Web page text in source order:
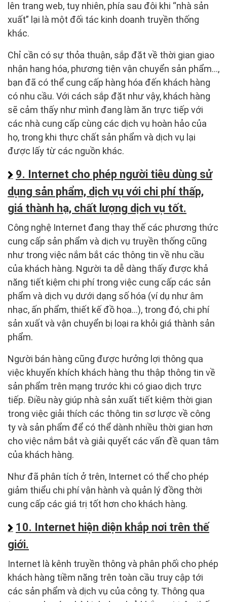
lên trang web, tuy nhiên, phía sau đôi khi “nhà sản
xuất” lại là một đối tác kinh doanh truyền thống
khác.
Chỉ cần có sự thỏa thuận, sắp đặt về thời gian giao
nhận hang hóa, phương tiện vận chuyển sản phẩm…,
bạn đã có thể cung cấp hàng hóa đến khách hàng
có nhu cầu. Với cách sắp đặt như vậy, khách hàng
sẽ cảm thấy như mình đang làm ăn trực tiếp với
các nhà cung cấp cùng các dịch vụ hoàn hảo của
họ, trong khi thực chất sản phẩm và dịch vụ lại
được lấy từ các nguồn khác.
9. Internet cho phép người tiêu dùng sử
dụng sản phẩm, dịch vụ với chi phí thấp,
giá thành hạ, chất lượng dịch vụ tốt.
Công nghệ Internet đang thay thế các phương thức
cung cấp sản phẩm và dịch vụ truyền thống cũng
như trong việc nắm bắt các thông tin về nhu cầu
của khách hàng. Người ta dễ dàng thấy được khả
năng tiết kiệm chi phí trong việc cung cấp các sản
phẩm và dịch vụ dưới dạng số hóa (ví dụ như âm
nhạc, ấn phẩm, thiết kế đồ họa…), trong đó, chi phí
sản xuất và vận chuyển bị loại ra khỏi giá thành sản
phẩm.
Người bán hàng cũng được hưởng lợi thông qua
việc khuyến khích khách hàng thu thập thông tin về
sản phẩm trên mạng trước khi có giao dịch trực
tiếp. Điều này giúp nhà sản xuất tiết kiệm thời gian
trong việc giải thích các thông tin sơ lược về công
ty và sản phẩm để có thể dành nhiều thời gian hơn
cho việc nắm bắt và giải quyết các vấn đề quan tâm
của khách hàng.
Như đã phân tích ở trên, Internet có thể cho phép
giảm thiểu chi phí vận hành và quản lý đồng thời
cung cấp các giá trị tốt hơn cho khách hàng.
10. Internet hiện diện khắp nơi trên thế
giới.
Internet là kênh truyền thông và phân phối cho phép
khách hàng tiềm năng trên toàn cầu truy cập tới
các sản phẩm và dịch vụ của công ty. Thông qua